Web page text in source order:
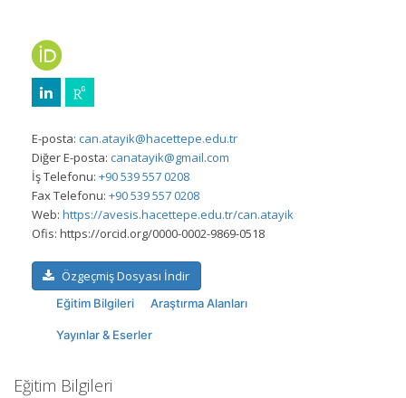
E-posta: can.atayik@hacettepe.edu.tr
Diğer E-posta: canatayik@gmail.com
İş Telefonu: +90 539 557 0208
Fax Telefonu: +90 539 557 0208
Web: https://avesis.hacettepe.edu.tr/can.atayik
Ofis: https://orcid.org/0000-0002-9869-0518
Özgeçmiş Dosyası İndir
Eğitim Bilgileri Araştırma Alanları
Yayınlar & Eserler
Eğitim Bilgileri